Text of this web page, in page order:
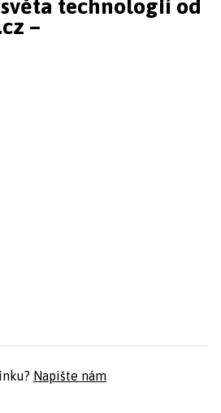
technologií od
–
Napište nám